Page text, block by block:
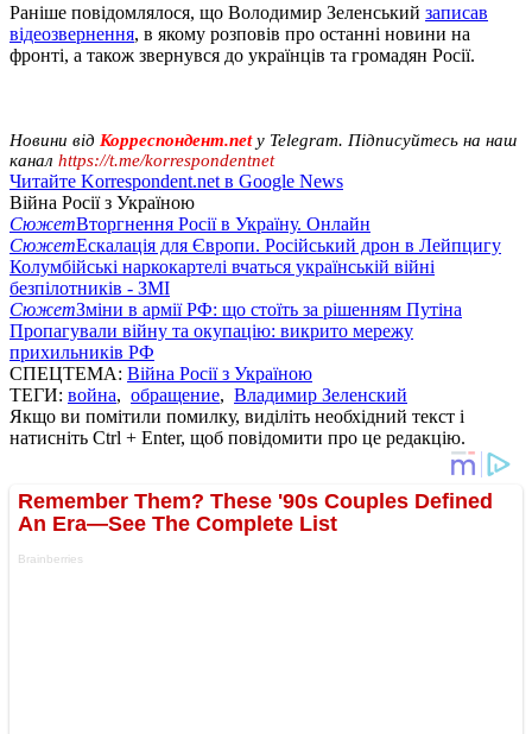
Раніше повідомлялося, що Володимир Зеленський записав
відеозвернення, в якому розповів про останні новини на
фронті, а також звернувся до українців та громадян Росії.
Новини від Корреспондент.netу Telegram. Підписуйтесь на наш
канал https://t.me/korrespondentnet
Читайте Korrespondent.net в Google News
Війна Росії з Україною
СюжетВторгнення Росії в Україну. Онлайн
СюжетЕскалація для Європи. Російський дрон в Лейпцигу
Колумбійські наркокартелі вчаться українській війні
безпілотників - ЗМІ
СюжетЗміни в армії РФ: що стоїть за рішенням Путіна
Пропагували війну та окупацію: викрито мережу
прихильників РФ
СПЕЦТЕМА: Війна Росії з Україною
ТЕГИ: война, обращение, Владимир Зеленский
Якщо ви помітили помилку, виділіть необхідний текст і
натисніть Ctrl + Enter, щоб повідомити про це редакцію.